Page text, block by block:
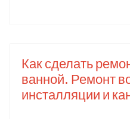
Как сделать
ванной. Ремонт
инсталляции и